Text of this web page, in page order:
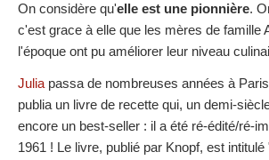
On considère qu'elle est une pionnière.
c'est grace à elle que les mères de famille
l'époque ont pu améliorer leur niveau
Juliapassa de nombreuses années à
publia un livre de recette qui, un demi-
encore un best-seller : il a été ré-édité/ré-
1961 ! Le livre, publié par Knopf, est intitulé